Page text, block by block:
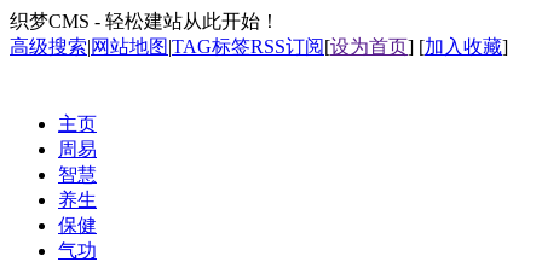
织梦CMS - 轻松建站从此开始！
高级搜索|网站地图|TAG标签RSS订阅[设为首页] [加入收藏]
主页
周易
智慧
养生
保健
气功